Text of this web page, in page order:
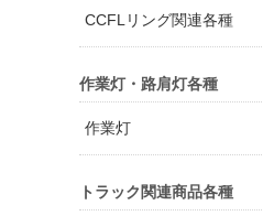
CCFLリング関連各種
作業灯・路肩灯各種
作業灯
トラック関連商品各種